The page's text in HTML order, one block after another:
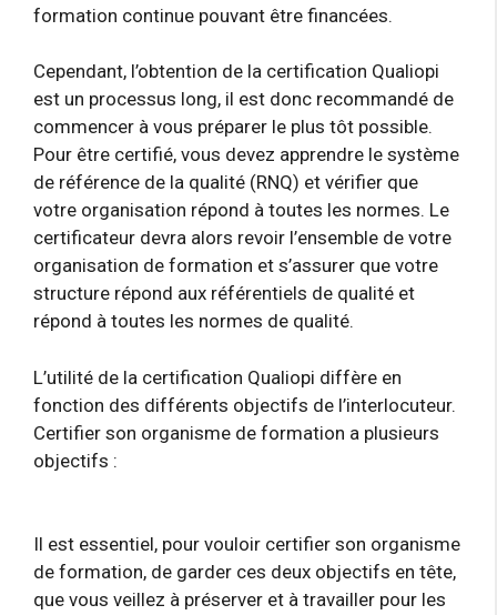
formation continue pouvant être financées.
Cependant, l’obtention de la certification Qualiopi
est un processus long, il est donc recommandé de
commencer à vous préparer le plus tôt possible.
Pour être certifié, vous devez apprendre le système
de référence de la qualité (RNQ) et vérifier que
votre organisation répond à toutes les normes. Le
certificateur devra alors revoir l’ensemble de votre
organisation de formation et s’assurer que votre
structure répond aux référentiels de qualité et
répond à toutes les normes de qualité.
L’utilité de la certification Qualiopi diffère en
fonction des différents objectifs de l’interlocuteur.
Certifier son organisme de formation a plusieurs
objectifs :
Il est essentiel, pour vouloir certifier son organisme
de formation, de garder ces deux objectifs en tête,
que vous veillez à préserver et à travailler pour les